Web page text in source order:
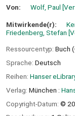
Von: Wolf, Paul
Mitwirkende(r):
Friedenberg, Stefan
Ressourcentyp: Buch
Sprache: Deutsch
Reihen: Hanser
Verlag: München :
Copyright-Datum: ©